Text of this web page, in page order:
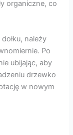
organiczne, co
należy
Po
ubijając, aby
drzewko
w nowym